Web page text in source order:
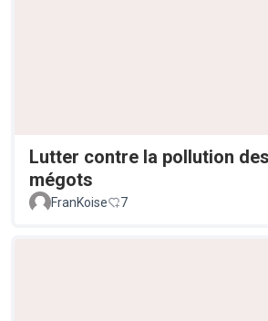
Lutter contre la pollution des
mégots
FranKoise 7